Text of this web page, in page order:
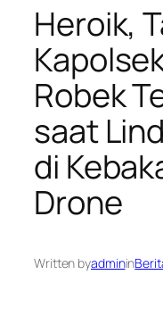
Heroik,
Robek
saat
di
Drone
Written byadminin